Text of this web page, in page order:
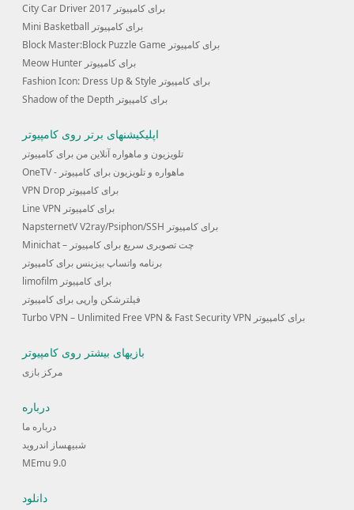
City Car Driver 2017 برای کامپیوتر
Mini Basketball برای کامپیوتر
Block Master:Block Puzzle Game برای کامپیوتر
Meow Hunter برای کامپیوتر
Fashion Icon: Dress Up & Style برای کامپیوتر
Shadow of the Depth برای کامپیوتر
اپلیکیشنهای برتر روی کامپیوتر
تلویزیون و ماهواره آنلاین من برای کامپیوتر
OneTV - ماهواره و تلویزیون برای کامپیوتر
VPN Drop برای کامپیوتر
Line VPN برای کامپیوتر
NapsternetV V2ray/Psiphon/SSH برای کامپیوتر
Minichat – چت تصویری سریع برای کامپیوتر
برنامه واتساپ بیزینس برای کامپیوتر
limofilm برای کامپیوتر
فیلترشکن وارپی برای کامپیوتر
Turbo VPN – Unlimited Free VPN & Fast Security VPN برای کامپیوتر
بازیهای بیشتر روی کامپیوتر
مرکز بازی
درباره
درباره ما
شبیهساز اندروید
MEmu 9.0
دانلود